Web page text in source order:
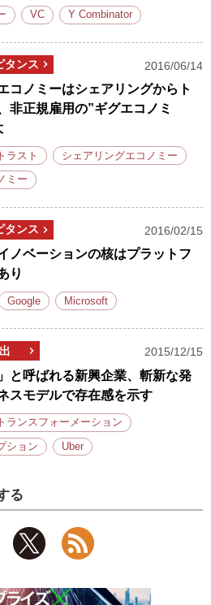
VC Y Combinator
タンス 2016/06/14
コノミーはシェアリングからト
非正規雇用の”ギグエコノミ
ラスト シェアリングエコノミー
ミー
タンス 2016/02/15
ノベーションの核はプラットフ
り
Google Microsoft
2015/12/15
と呼ばれる新興企業、斬新な発
スモデルで存在感を示す
ランスフォーメーション
ション Uber
る